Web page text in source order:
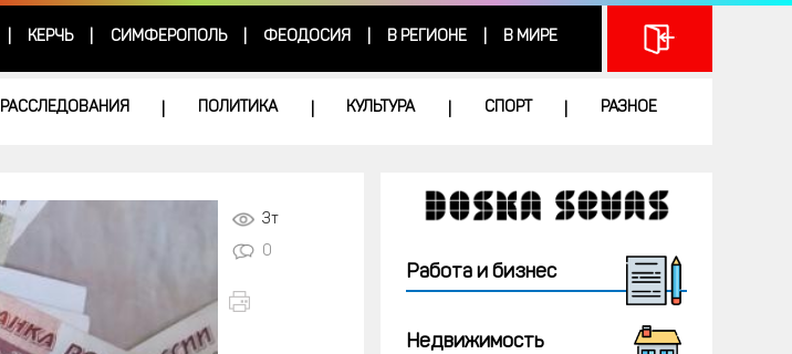
КЕРЧЬ СИМФЕРОПОЛЬ ФЕОДОСИЯ В РЕГИОНЕ В МИРЕ
РАССЛЕДОВАНИЯ ПОЛИТИКА КУЛЬТУРА СПОРТ РАЗНОЕ
3т
0
Работа и бизнес
Недвижимость